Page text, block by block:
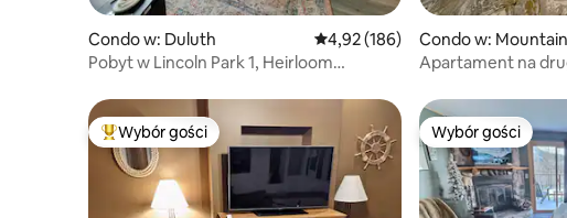
Condo w: Duluth Średnia ocena: 4,92 na 5, liczba
4,92 (186)
Pobyt w Lincoln Park 1, Heirloom
Condo w:
Apartament na
Najpopularniejsze z kategorii Wybór gości
Wybór gości Wybór gości
Wybór gości